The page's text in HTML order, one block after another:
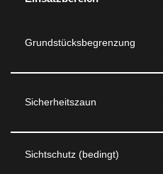
Grundstücksbegrenzung
Sicherheitszaun
Sichtschutz (bedingt)